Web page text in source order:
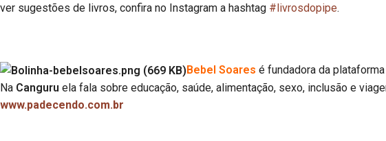
ver sugestões de livros, confira no Instagram a hashtag #livrosdopipe.
Bebel Soares é fundadora da
Na Canguru ela fala sobre educação, saúde, alimentação, sexo, inclusão e
www.padecendo.com.br